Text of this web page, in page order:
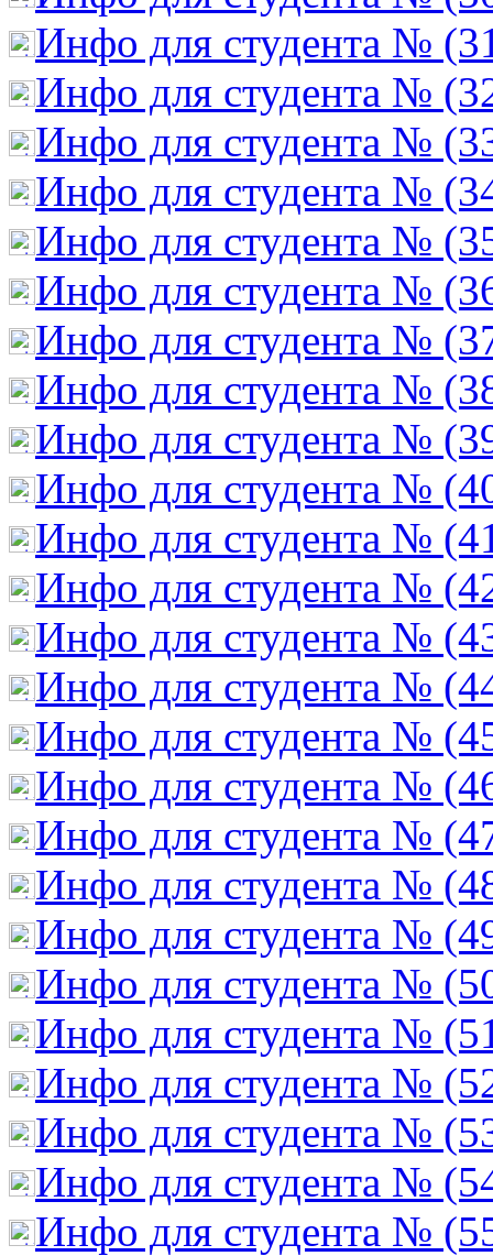
Инфо для студента №
Инфо для студента №
Инфо для студента №
Инфо для студента №
Инфо для студента №
Инфо для студента №
Инфо для студента №
Инфо для студента №
Инфо для студента №
Инфо для студента №
Инфо для студента №
Инфо для студента №
Инфо для студента №
Инфо для студента №
Инфо для студента №
Инфо для студента №
Инфо для студента №
Инфо для студента №
Инфо для студента №
Инфо для студента №
Инфо для студента №
Инфо для студента №
Инфо для студента №
Инфо для студента №
Инфо для студента №